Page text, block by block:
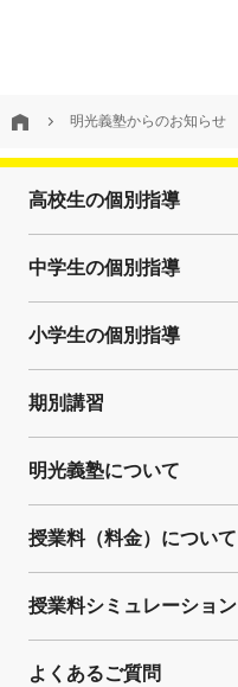
明光義塾からのお知らせ
高校生の個別指導
中学生の個別指導
小学生の個別指導
期別講習
明光義塾について
授業料（料金）について
授業料シミュレーション
よくあるご質問